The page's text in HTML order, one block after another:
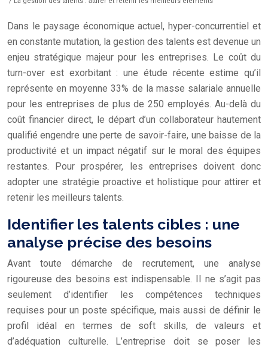
Dans le paysage économique actuel, hyper-concurrentiel et
en constante mutation, la gestion des talents est devenue un
enjeu stratégique majeur pour les entreprises. Le coût du
turn-over est exorbitant : une étude récente estime qu’il
représente en moyenne 33% de la masse salariale annuelle
pour les entreprises de plus de 250 employés. Au-delà du
coût financier direct, le départ d’un collaborateur hautement
qualifié engendre une perte de savoir-faire, une baisse de la
productivité et un impact négatif sur le moral des équipes
restantes. Pour prospérer, les entreprises doivent donc
adopter une stratégie proactive et holistique pour attirer et
retenir les meilleurs talents.
Identifier les talents cibles : une
analyse précise des besoins
Avant toute démarche de recrutement, une analyse
rigoureuse des besoins est indispensable. Il ne s’agit pas
seulement d’identifier les compétences techniques
requises pour un poste spécifique, mais aussi de définir le
profil idéal en termes de soft skills, de valeurs et
d’adéquation culturelle. L’entreprise doit se poser les